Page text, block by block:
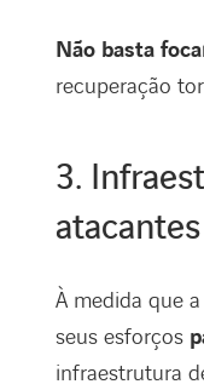
Não basta
recuperação
3.
atacantes
À medida que
seus esforços
infraestrutura